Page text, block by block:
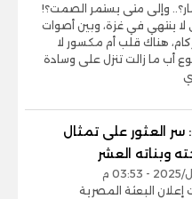
وإلى متى يستمر الصمت؟!
لا ينتهي في غزة، وبين أصوات
هناك قلب أم مكسور لا
أب ما زالت تنزل على وسادة
العثور على تمثال
وبناته العشر
إعلان البعثة المصرية